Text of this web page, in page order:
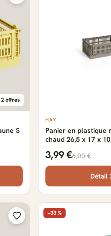
2 offres
S
HAY
Panier en plastique
chaud 26,5 x 17 x
3,99 €6,00 €
Détail
−33 %